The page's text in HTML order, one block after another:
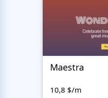
Maestra
10,8 $/m